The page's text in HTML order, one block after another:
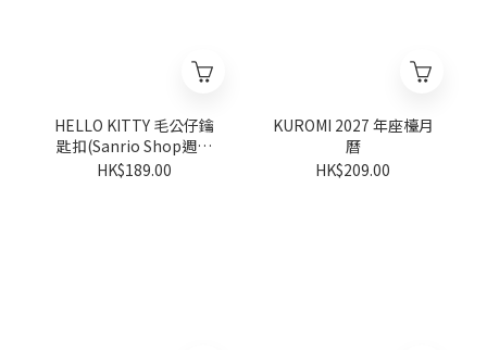
HELLO KITTY 毛公仔鑰
匙扣(Sanrio Shop週年
系列)
HK$189.00
KUROMI 2027 年座檯月
曆
HK$209.00